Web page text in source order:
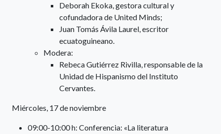
Deborah Ekoka, gestora cultural y
cofundadora de United Minds;
Juan Tomás Ávila Laurel, escritor
ecuatoguineano.
Modera:
Rebeca Gutiérrez Rivilla, responsable de la
Unidad de Hispanismo del Instituto
Cervantes.
Miércoles, 17 de noviembre
09:00-10:00 h: Conferencia: «La literatura